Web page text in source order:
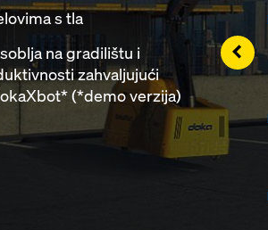
s tla
na gradilištu i
zahvaljujući
(*demo verzija)
Left